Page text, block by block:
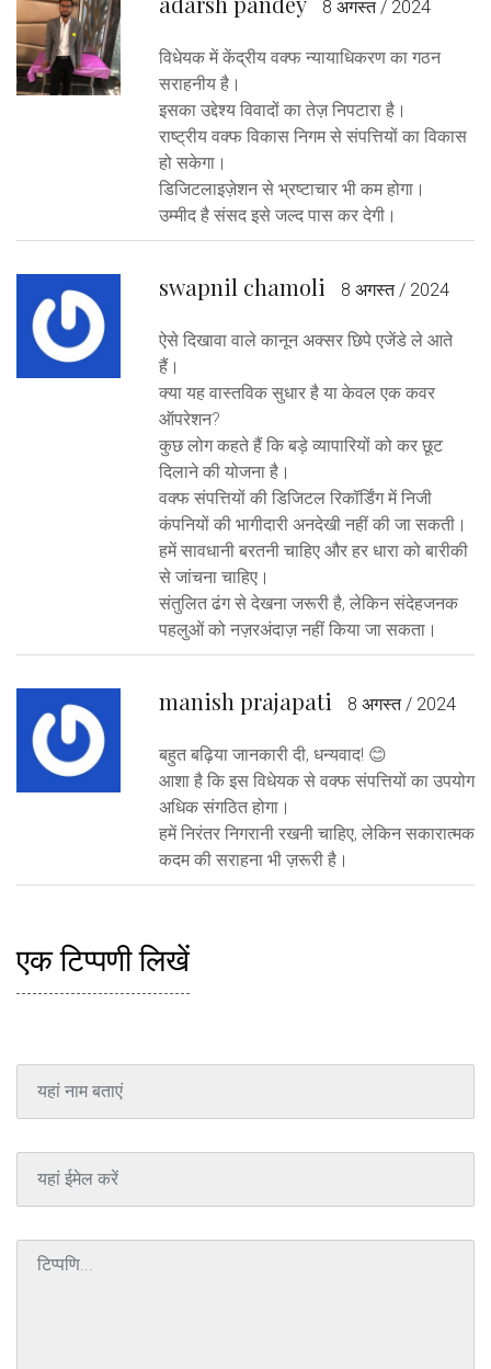
8 अगस्त / 2024
विधेयक में केंद्रीय वक्फ न्यायाधिकरण का गठन
सराहनीय है।
इसका उद्देश्य विवादों का तेज़ निपटारा है।
राष्ट्रीय वक्फ विकास निगम से संपत्तियों का विकास
हो सकेगा।
डिजिटलाइज़ेशन से भ्रष्टाचार भी कम होगा।
उम्मीद है संसद इसे जल्द पास कर देगी।
swapnil chamoli 8 अगस्त / 2024
ऐसे दिखावा वाले कानून अक्सर छिपे एजेंडे ले आते
हैं।
क्या यह वास्तविक सुधार है या केवल एक कवर
ऑपरेशन?
कुछ लोग कहते हैं कि बड़े व्यापारियों को कर छूट
दिलाने की योजना है।
वक्फ संपत्तियों की डिजिटल रिकॉर्डिंग में निजी
कंपनियों की भागीदारी अनदेखी नहीं की जा सकती।
हमें सावधानी बरतनी चाहिए और हर धारा को बारीकी
से जांचना चाहिए।
संतुलित ढंग से देखना जरूरी है, लेकिन संदेहजनक
पहलुओं को नज़रअंदाज़ नहीं किया जा सकता।
manish prajapati 8 अगस्त / 2024
बहुत बढ़िया जानकारी दी, धन्यवाद! 😊
आशा है कि इस विधेयक से वक्फ संपत्तियों का उपयोग
अधिक संगठित होगा।
हमें निरंतर निगरानी रखनी चाहिए, लेकिन सकारात्मक
कदम की सराहना भी ज़रूरी है।
एक टिप्पणी लिखें